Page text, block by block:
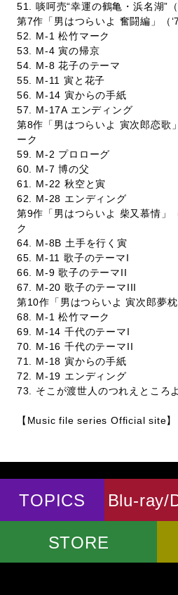
51. 啖呵売“幸運の鶴亀・浜名湖”
第7作「男はつらいよ 奮闘編」（
52. M-1 松竹マーク
53. M-4 寅の帰京
54. M-8 花子のテーマ
55. M-11 寅と花子
56. M-14 寅からの手紙
57. M-17A エンディング
第8作「男はつらいよ 寅次郎恋歌
ーク
59. M-2 プロローグ
60. M-7 博の父
61. M-22 秋空と寅
62. M-28 エンディング
第9作「男はつらいよ 柴又慕情」
ク
64. M-8B 土手を行く寅
65. M-11 歌子のテーマI
66. M-9 歌子のテーマII
67. M-20 歌子のテーマIII
第10作「男はつらいよ 寅次郎夢枕
68. M-1 松竹マーク
69. M-14 千代のテーマI
70. M-16 千代のテーマII
71. M-18 寅からの手紙
72. M-19 エンディング
73. そこが渡世人のつれえところ
【Music file series Official site】
TOPICS Blu-ray/
STORE